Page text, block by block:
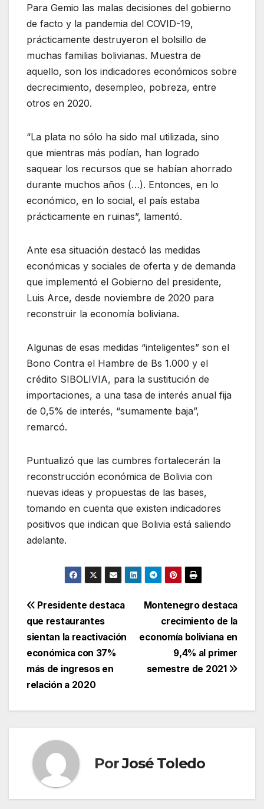
Para Gemio las malas decisiones del gobierno
de facto y la pandemia del COVID-19,
prácticamente destruyeron el bolsillo de
muchas familias bolivianas. Muestra de
aquello, son los indicadores económicos sobre
decrecimiento, desempleo, pobreza, entre
otros en 2020.
“La plata no sólo ha sido mal utilizada, sino
que mientras más podían, han logrado
saquear los recursos que se habían ahorrado
durante muchos años (…). Entonces, en lo
económico, en lo social, el país estaba
prácticamente en ruinas”, lamentó.
Ante esa situación destacó las medidas
económicas y sociales de oferta y de demanda
que implementó el Gobierno del presidente,
Luis Arce, desde noviembre de 2020 para
reconstruir la economía boliviana.
Algunas de esas medidas “inteligentes” son el
Bono Contra el Hambre de Bs 1.000 y el
crédito SIBOLIVIA, para la sustitución de
importaciones, a una tasa de interés anual fija
de 0,5% de interés, “sumamente baja”,
remarcó.
Puntualizó que las cumbres fortalecerán la
reconstrucción económica de Bolivia con
nuevas ideas y propuestas de las bases,
tomando en cuenta que existen indicadores
positivos que indican que Bolivia está saliendo
adelante.
Navegación
de
entradas
Montenegro destaca
crecimiento de la
economía boliviana en
9,4% al primer
semestre de 2021
Presidente destaca
que restaurantes
sientan la reactivación
económica con 37%
más de ingresos en
relación a 2020
PorJosé Toledo